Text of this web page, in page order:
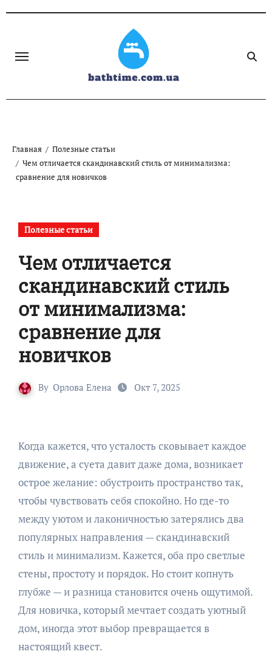
Главная
Полезные статьи
Чем отличается скандинавский стиль от минимализма:
сравнение для новичков
Полезные статьи
Чем отличается
скандинавский стиль
от минимализма:
сравнение для
новичков
By Орлова Елена Окт 7, 2025
Когда кажется, что усталость сковывает каждое
движение, а суета давит даже дома, возникает
острое желание: обустроить пространство так,
чтобы чувствовать себя спокойно. Но где-то
между уютом и лаконичностью затерялись два
популярных направления — скандинавский
стиль и минимализм. Кажется, оба про светлые
стены, простоту и порядок. Но стоит копнуть
глубже — и разница становится очень ощутимой.
Для новичка, который мечтает создать уютный
дом, иногда этот выбор превращается в
настоящий квест.